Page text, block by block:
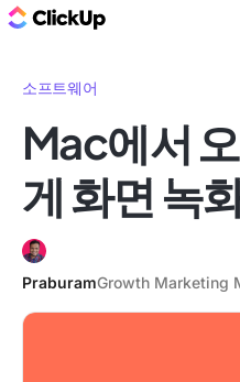
소프트웨어
Mac에서
게 화면 녹
PraburamGrowth Marketing